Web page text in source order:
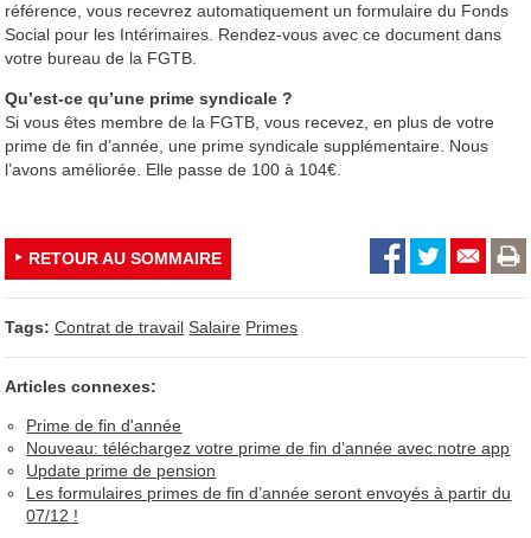
référence, vous recevrez automatiquement un formulaire du Fonds
Social pour les Intérimaires. Rendez-vous avec ce document dans
votre bureau de la FGTB.
Qu’est-ce qu’une prime syndicale ?
Si vous êtes membre de la FGTB, vous recevez, en plus de votre
prime de fin d’année, une prime syndicale supplémentaire. Nous
l’avons améliorée. Elle passe de 100 à 104€.
RETOUR AU SOMMAIRE
Tags: Contrat de travail Salaire Primes
Articles connexes:
Prime de fin d'année
Nouveau: téléchargez votre prime de fin d’année avec notre app
Update prime de pension
Les formulaires primes de fin d’année seront envoyés à partir du
07/12 !